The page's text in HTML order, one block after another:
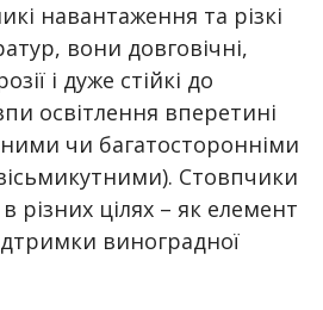
навантаження та різкі
вони довговічні,
і дуже стійкі до
освітлення вперетині
чи багатосторонніми
Стовпчики
різних цілях – як елемент
виноградної